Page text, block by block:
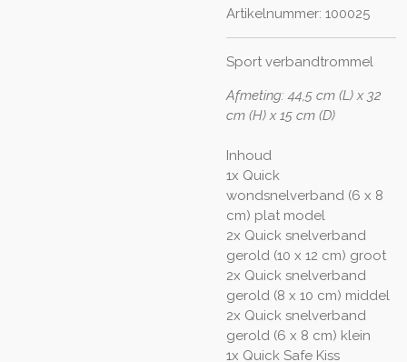
Artikelnummer: 100025
Sport verbandtrommel
Afmeting: 44,5 cm (L) x 32
cm (H) x 15 cm (D)
Inhoud
1x Quick
wondsnelverband (6 x 8
cm) plat model
2x Quick snelverband
gerold (10 x 12 cm) groot
2x Quick snelverband
gerold (8 x 10 cm) middel
2x Quick snelverband
gerold (6 x 8 cm) klein
1x Quick Safe Kiss